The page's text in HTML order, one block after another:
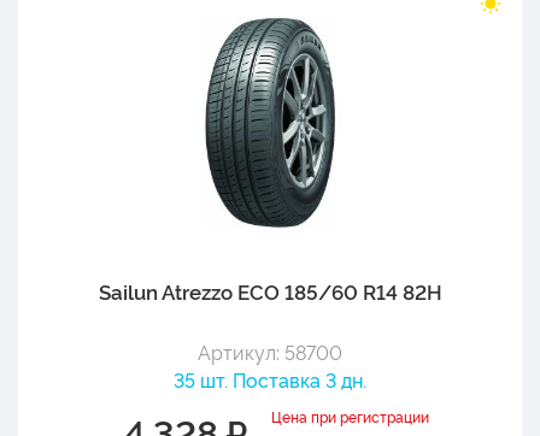
Sailun Atrezzo ECO 185/60 R14 82H
Артикул: 58700
35 шт. Поставка 3 дн.
Цена при регистрации